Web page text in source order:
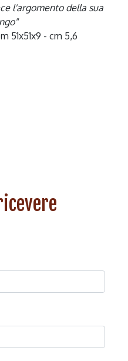
l'argomento della sua
51x51x9 - cm 5,6